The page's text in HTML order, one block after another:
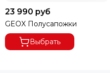
23 990 руб
GEOX Полусапожки
Выбрать